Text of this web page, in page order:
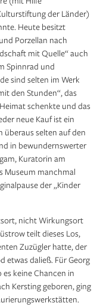
der Länder)
Heute besitzt
Porzellan nach
mit Quelle“ auch
Spinnrad und
sind selten im Werk
den Stunden“, das
schenkte und das
neue Kauf ist ein
überaus selten auf den
in bewundernswerter
Kuratorin am
Museum manchmal
der „Kinder
nicht Wirkungsort
teilt dieses Los,
Zuzügler hatte, der
etwas daließ. Für Georg
keine Chancen in
Kersting geboren, ging